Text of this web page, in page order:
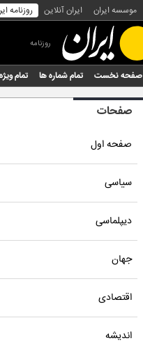
موسسه ایران ایران آنلاین روزنامه
روزنامه
صفحه نخست تمام شماره ها تمام
صفحات
صفحه اول
سیاسی
دیپلماسی
جهان
اقتصادی
اندیشه